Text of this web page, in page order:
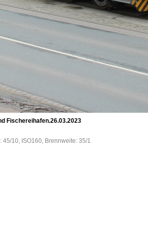
Fischereihafen.26.03.2023
10, ISO160, Brennweite: 35/1